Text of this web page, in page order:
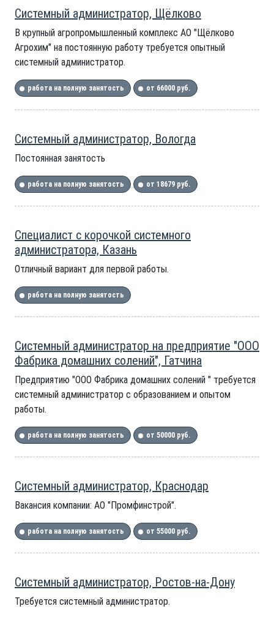
Системный администратор, Щёлково
В крупный агропромышленный комплекс АО "Щёлково
Агрохим" на постоянную работу требуется опытный
системный администратор.
работа на полную занятость от 66000 руб.
Системный администратор, Вологда
Постоянная занятость
работа на полную занятость от 18679 руб.
Специалист с корочкой системного
администратора, Казань
Отличный вариант для первой работы.
работа на полную занятость
Системный администратор на предприятие "ООО
Фабрика домашних солений", Гатчина
Предприятию "ООО Фабрика домашних солений " требуется
системный администратор с образованием и опытом
работы.
работа на полную занятость от 50000 руб.
Системный администратор, Краснодар
Вакансия компании: АО "Промфинстрой".
работа на полную занятость от 55000 руб.
Системный администратор, Ростов-на-Дону
Требуется системный администратор.